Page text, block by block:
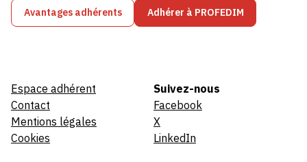
Avantages adhérents Adhérer à PROFEDIM
Espace adhérent
Contact
Mentions légales
Cookies
Suivez-nous
Facebook
X
LinkedIn